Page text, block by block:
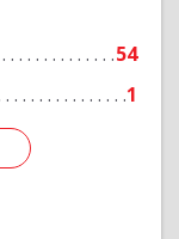
54
1
Подробнее